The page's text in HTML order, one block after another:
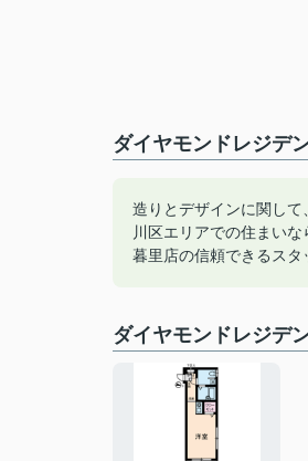
ダイヤモンドレジデ
造りとデザインに関し
川区エリアでの住まい
暮里店の信頼できるスタ
ダイヤモンドレジデ